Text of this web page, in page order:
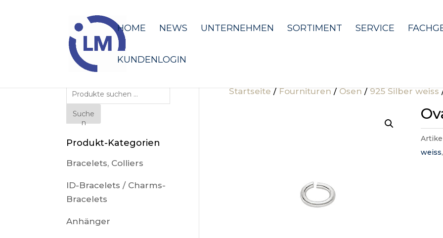
HOME NEWS UNTERNEHMEN SORTIMENT SERVICE
KUNDENLOGIN
Startseite/Fournituren/Ösen/925 Silber weiss
weiss
Suche
nach:
Suche
n
Produkt-Kategorien
Bracelets, Colliers
ID-Bracelets / Charms-
Bracelets
Anhänger